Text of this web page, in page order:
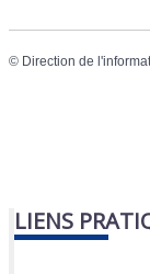
© Direction de
LIENS